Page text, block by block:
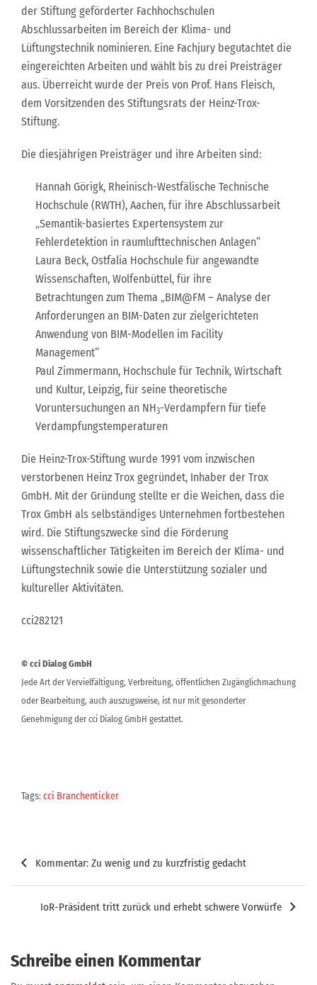
der Stiftung geförderter Fachhochschulen
Abschlussarbeiten im Bereich der Klima- und
Lüftungstechnik nominieren. Eine Fachjury begutachtet die
eingereichten Arbeiten und wählt bis zu drei Preisträger
aus. Überreicht wurde der Preis von Prof. Hans Fleisch,
dem Vorsitzenden des Stiftungsrats der Heinz-Trox-
Stiftung.
Die diesjährigen Preisträger und ihre Arbeiten sind:
Hannah Görigk, Rheinisch-Westfälische Technische
Hochschule (RWTH), Aachen, für ihre Abschlussarbeit
„Semantik-basiertes Expertensystem zur
Fehlerdetektion in raumlufttechnischen Anlagen“
Laura Beck, Ostfalia Hochschule für angewandte
Wissenschaften, Wolfenbüttel, für ihre
Betrachtungen zum Thema „BIM@FM – Analyse der
Anforderungen an BIM-Daten zur zielgerichteten
Anwendung von BIM-Modellen im Facility
Management“
Paul Zimmermann, Hochschule für Technik, Wirtschaft
und Kultur, Leipzig, für seine theoretische
Voruntersuchungen an NH3-Verdampfern für tiefe
Verdampfungstemperaturen
Die Heinz-Trox-Stiftung wurde 1991 vom inzwischen
verstorbenen Heinz Trox gegründet, Inhaber der Trox
GmbH. Mit der Gründung stellte er die Weichen, dass die
Trox GmbH als selbständiges Unternehmen fortbestehen
wird. Die Stiftungszwecke sind die Förderung
wissenschaftlicher Tätigkeiten im Bereich der Klima- und
Lüftungstechnik sowie die Unterstützung sozialer und
kultureller Aktivitäten.
cci282121
© cci Dialog GmbH
Jede Art der Vervielfältigung, Verbreitung, öffentlichen Zugänglichmachung
oder Bearbeitung, auch auszugsweise, ist nur mit gesonderter
Genehmigung der cci Dialog GmbH gestattet.
Tags:cci Branchenticker
Beitragsnavigation
Kommentar: Zu wenig und zu kurzfristig gedacht
IoR-Präsident tritt zurück und erhebt schwere Vorwürfe
Schreibe einen Kommentar